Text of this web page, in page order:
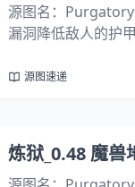
源图名：
漏洞降低敌人的护
个。同时提高了生存
源图速递
炼狱_0.48 魔兽